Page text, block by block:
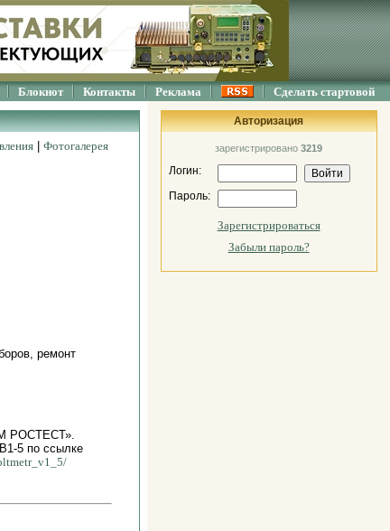
Блокнот Контакты Реклама Сделать стартовой
Фотогалерея
ремонт
РОСТЕСТ».
5 по ссылке
Авторизация
зарегистрировано 3219
Логин:
Пароль:
Зарегистрироваться
Забыли пароль?